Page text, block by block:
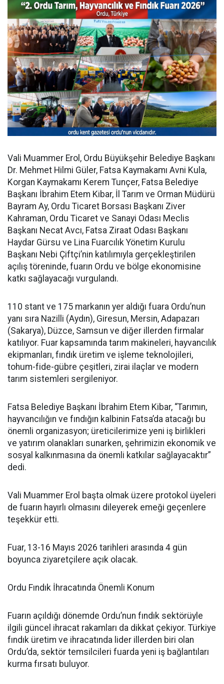
Vali Muammer Erol, Ordu Büyükşehir Belediye Başkanı
Dr. Mehmet Hilmi Güler, Fatsa Kaymakamı Avni Kula,
Korgan Kaymakamı Kerem Tunçer, Fatsa Belediye
Başkanı İbrahim Etem Kibar, İl Tarım ve Orman Müdürü
Bayram Ay, Ordu Ticaret Borsası Başkanı Ziver
Kahraman, Ordu Ticaret ve Sanayi Odası Meclis
Başkanı Necat Avcı, Fatsa Ziraat Odası Başkanı
Haydar Gürsu ve Lina Fuarcılık Yönetim Kurulu
Başkanı Nebi Çiftçi’nin katılımıyla gerçekleştirilen
açılış töreninde, fuarın Ordu ve bölge ekonomisine
katkı sağlayacağı vurgulandı.
110 stant ve 175 markanın yer aldığı fuara Ordu’nun
yanı sıra Nazilli (Aydın), Giresun, Mersin, Adapazarı
(Sakarya), Düzce, Samsun ve diğer illerden firmalar
katılıyor. Fuar kapsamında tarım makineleri, hayvancılık
ekipmanları, fındık üretim ve işleme teknolojileri,
tohum-fide-gübre çeşitleri, zirai ilaçlar ve modern
tarım sistemleri sergileniyor.
Fatsa Belediye Başkanı İbrahim Etem Kibar, “Tarımın,
hayvancılığın ve fındığın kalbinin Fatsa’da atacağı bu
önemli organizasyon; üreticilerimize yeni iş birlikleri
ve yatırım olanakları sunarken, şehrimizin ekonomik ve
sosyal kalkınmasına da önemli katkılar sağlayacaktır”
dedi.
Vali Muammer Erol başta olmak üzere protokol üyeleri
de fuarın hayırlı olmasını dileyerek emeği geçenlere
teşekkür etti.
Fuar, 13-16 Mayıs 2026 tarihleri arasında 4 gün
boyunca ziyaretçilere açık olacak.
Ordu Fındık İhracatında Önemli Konum
Fuarın açıldığı dönemde Ordu’nun fındık sektörüyle
ilgili güncel ihracat rakamları da dikkat çekiyor. Türkiye
fındık üretim ve ihracatında lider illerden biri olan
Ordu’da, sektör temsilcileri fuarda yeni iş bağlantıları
kurma fırsatı buluyor.